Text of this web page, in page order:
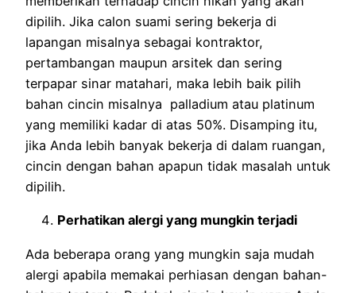
dipilih. Jika calon suami sering bekerja di
lapangan misalnya sebagai kontraktor,
pertambangan maupun arsitek dan sering
terpapar sinar matahari, maka lebih baik pilih
bahan cincin misalnya palladium atau platinum
yang memiliki kadar di atas 50%. Disamping itu,
jika Anda lebih banyak bekerja di dalam ruangan,
cincin dengan bahan apapun tidak masalah untuk
dipilih.
Perhatikan alergi yang mungkin terjadi
Ada beberapa orang yang mungkin saja mudah
alergi apabila memakai perhiasan dengan bahan-